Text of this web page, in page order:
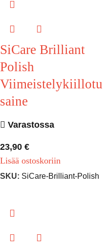
SiCare Brilliant
Polish
Viimeistelykiillotu
saine
Varastossa
23,90 €
Lisää ostoskoriin
SKU: SiCare-Brilliant-Polish